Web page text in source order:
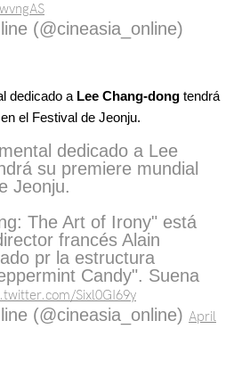
(@cineasia_online)
dedicado a Lee Chang-dong tendrá
el Festival de Jeonju.
dedicado a Lee
su premiere mundial
Jeonju.
The Art of Irony" está
francés Alain
pr la estructura
Candy". Suena
Sixl0GI69y
(@cineasia_online) April